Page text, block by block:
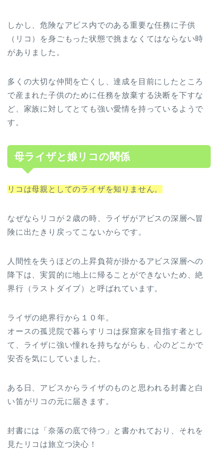
しかし、危険なアビス内でのある重要な任務に子供
（リコ）を身ごもった状態で挑まなくてはならない時
がありました。
多くの大切な仲間を亡くし、達成を目前にしたところ
で産まれた子供のために任務を放棄する決断を下すな
ど、家族に対してとても強い愛情を持っているようで
す。
母ライザと娘リコの関係
リコは母親としてのライザを知りません。
なぜならリコが２歳の時、ライザがアビスの深層へ冒
険に出たきり戻ってこないからです。
人間性を失うほどの上昇負荷が掛かるアビス深層への
降下は、実質的に地上に帰ることができないため、絶
界行（ラストダイブ）と呼ばれています。
ライザの絶界行から１０年。
オースの孤児院で暮らすリコは探窟家を目指す者とし
て、ライザに強い憧れを持ちながらも、心のどこかで
安否を気にしていました。
ある日、アビスからライザのものと思われる封書と白
い笛がリコの元に届きます。
封書には「奈落の底で待つ」と書かれており、それを
見たリコは旅立つ決心！